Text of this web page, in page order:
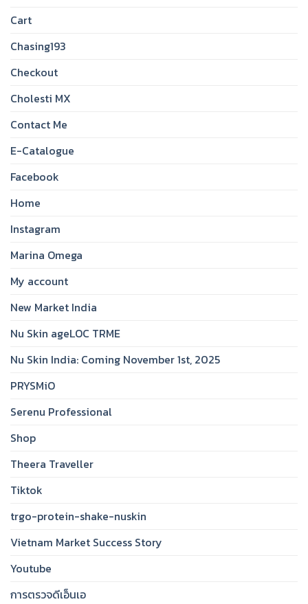
Cart
Chasing193
Checkout
Cholesti MX
Contact Me
E-Catalogue
Facebook
Home
Instagram
Marina Omega
My account
New Market India
Nu Skin ageLOC TRME
Nu Skin India: Coming November 1st, 2025
PRYSMiO
Serenu Professional
Shop
Theera Traveller
Tiktok
trgo-protein-shake-nuskin
Vietnam Market Success Story
Youtube
การตรวจดีเอ็นเอ